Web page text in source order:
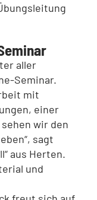
aller
Seminar.
mit
einer
wir den
sagt
aus Herten.
und